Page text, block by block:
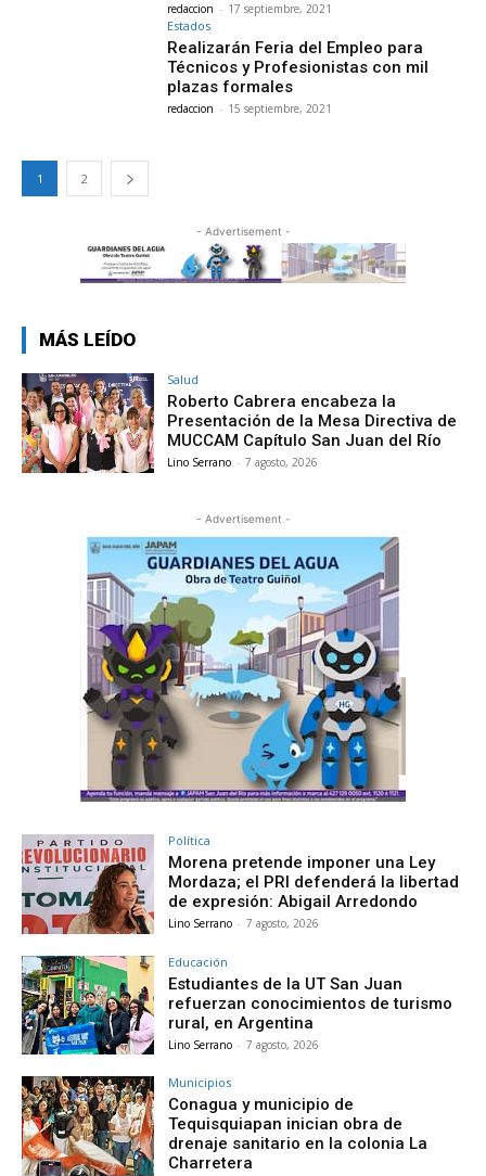
redaccion - 17 septiembre, 2021
Estados
Realizarán Feria del Empleo para
Técnicos y Profesionistas con mil
plazas formales
redaccion - 15 septiembre, 2021
1 2
- Advertisement -
MÁS LEÍDO
Salud
Roberto Cabrera encabeza la
Presentación de la Mesa Directiva de
MUCCAM Capítulo San Juan del Río
Lino Serrano - 7 agosto, 2026
- Advertisement -
Política
Morena pretende imponer una Ley
Mordaza; el PRI defenderá la libertad
de expresión: Abigail Arredondo
Lino Serrano - 7 agosto, 2026
Educación
Estudiantes de la UT San Juan
refuerzan conocimientos de turismo
rural, en Argentina
Lino Serrano - 7 agosto, 2026
Municipios
Conagua y municipio de
Tequisquiapan inician obra de
drenaje sanitario en la colonia La
Charretera